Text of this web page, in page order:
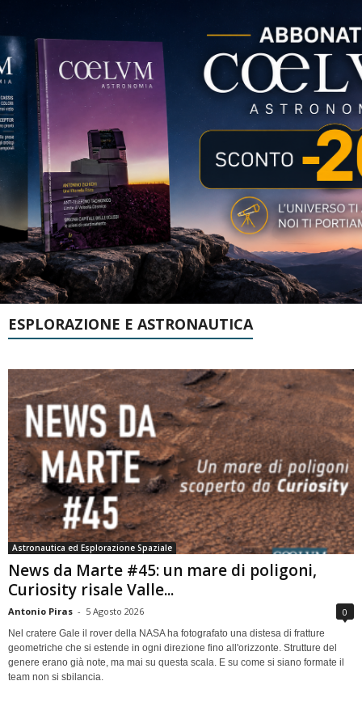
ESPLORAZIONE E ASTRONAUTICA
Astronautica ed Esplorazione Spaziale
News da Marte #45: un mare di poligoni,
Curiosity risale Valle...
Antonio Piras - 5 Agosto 2026 0
Nel cratere Gale il rover della NASA ha fotografato una distesa di fratture
geometriche che si estende in ogni direzione fino all'orizzonte. Strutture del
genere erano già note, ma mai su questa scala. E su come si siano formate il
team non si sbilancia.